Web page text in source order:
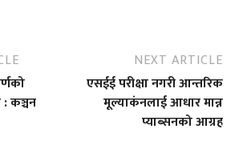
कञ्चन
NEXT ARTICLE
एसईई परीक्षा नगरी आन्तरिक
मूल्याकंनलाई आधार मान्न
प्याब्सनको आग्रह